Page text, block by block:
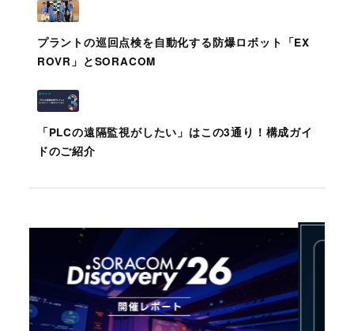
プラントの巡回点検を自動化する防爆ロボット「EX
ROVR」とSORACOM
「PLCの遠隔監視がしたい」はこの3通り！構成ガイ
ドのご紹介